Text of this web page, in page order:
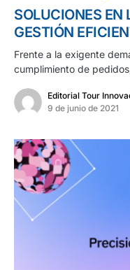
SOLUCIONES EN
GESTIÓN
Frente a la exigente
cumplimiento de
Editorial Tour
9 de junio de 2021